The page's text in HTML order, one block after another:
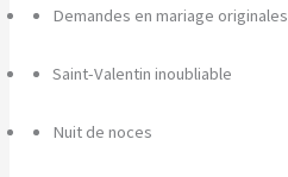
Demandes en mariage originales
Saint-Valentin inoubliable
Nuit de noces